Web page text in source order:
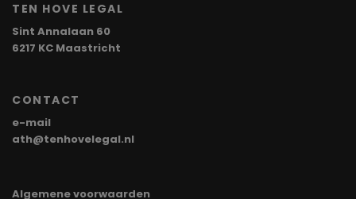
TEN HOVE LEGAL
Sint Annalaan 60
6217 KC Maastricht
CONTACT
e-mail
ath@tenhovelegal.nl
Algemene voorwaarden